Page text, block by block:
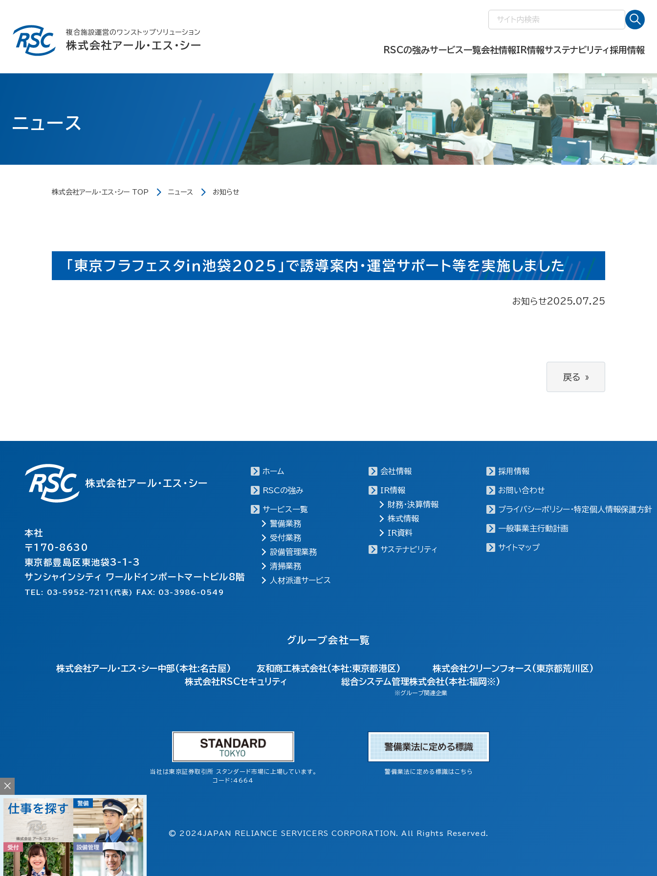
content
複合施設運営のワンストップソリューション
株式会社アール・エス・シー
索:
RSCの強みサービス一覧会社情報IR情報サステナビリティ採用情報
ニュース
株式会社アール・エス・シー TOP ニュース お知らせ
「東京フラフェスタin池袋2025」で誘導案内・運営サポート等を実施しました
お知らせ2025.07.25
戻る »
×
株式会社アール・エス・シー
本社
〒170-8630
東京都豊島区東池袋3-1-3
サンシャインシティ ワールドインポートマートビル8階
TEL: 03-5952-7211(代表) FAX: 03-3986-0549
ホーム
RSCの強み
サービス一覧
警備業務
受付業務
設備管理業務
清掃業務
人材派遣サービス
会社情報
IR情報
財務・決算情報
株式情報
IR資料
サステナビリティ
採用情報
お問い合わせ
プライバシーポリシー・特定個人情報保護方針
一般事業主行動計画
サイトマップ
グループ会社一覧
株式会社アール・エス・シー中部(本社:名古屋) 友和商工株式会社(本社:東京都港区)
株式会社クリーンフォース(東京都荒川区)
株式会社RSCセキュリティ
総合システム管理株式会社(本社:福岡※)
※グループ関連企業
当社は東京証券取引所 スタンダード市場に上場しています。
コード：4664
警備業法に定める標識はこちら
© 2024JAPAN RELIANCE SERVICERS CORPORATION. All Rights Reserved.